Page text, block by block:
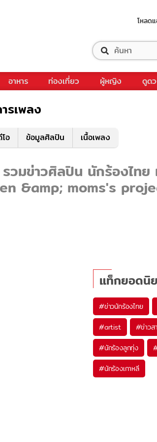
โหลด
อาหาร ท่องเที่ยว ผู้หญิง ดูด
รเพลง
อ ข้อมูลศิลปิน เนื้อเพลง
ข่าวศิลปิน นักร้องไทย
&amp; moms's
แท็กยอดนิ
#ข่าวนักร้องไทย
#artist #ข่าวส
#นักร้องลูกทุ่ง
#นักร้องเกาหลี